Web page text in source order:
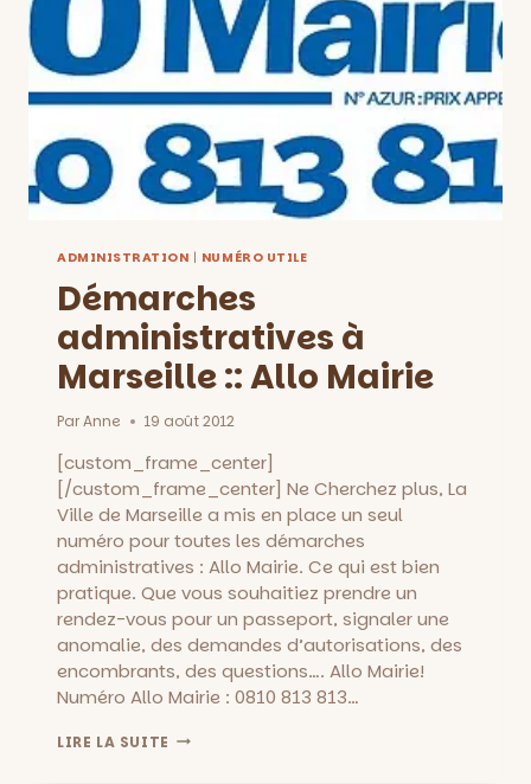
ADMINISTRATION | NUMÉRO UTILE
Démarches
administratives à
Marseille :: Allo Mairie
ParAnne 19 août 2012
[custom_frame_center]
[/custom_frame_center] Ne Cherchez plus, La
Ville de Marseille a mis en place un seul
numéro pour toutes les démarches
administratives : Allo Mairie. Ce qui est bien
pratique. Que vous souhaitiez prendre un
rendez-vous pour un passeport, signaler une
anomalie, des demandes d’autorisations, des
encombrants, des questions…. Allo Mairie!
Numéro Allo Mairie : 0810 813 813…
LIRE LA SUITE DÉMARCHES